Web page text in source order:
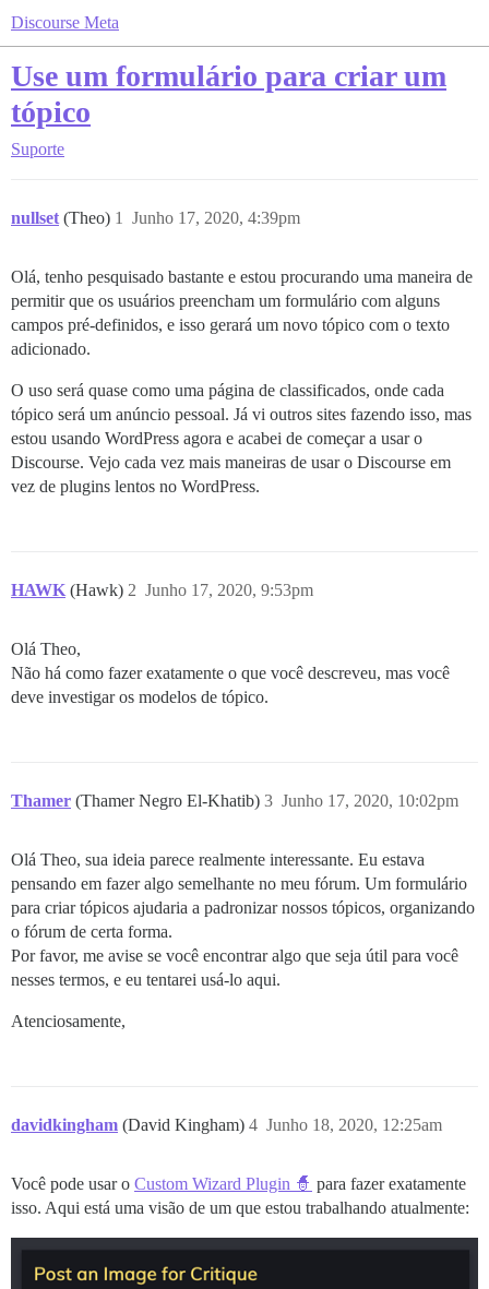
Discourse Meta
Use um formulário para criar um
tópico
Suporte
nullset (Theo) Junho 17, 2020, 4:39pm
1
Olá, tenho pesquisado bastante e estou procurando uma maneira de
permitir que os usuários preencham um formulário com alguns
campos pré-definidos, e isso gerará um novo tópico com o texto
adicionado.
O uso será quase como uma página de classificados, onde cada
tópico será um anúncio pessoal. Já vi outros sites fazendo isso, mas
estou usando WordPress agora e acabei de começar a usar o
Discourse. Vejo cada vez mais maneiras de usar o Discourse em
vez de plugins lentos no WordPress.
HAWK (Hawk) Junho 17, 2020, 9:53pm
2
Olá Theo,
Não há como fazer exatamente o que você descreveu, mas você
deve investigar os modelos de tópico.
Thamer (Thamer Negro El-Khatib) Junho 17, 2020, 10:02pm
3
Olá Theo, sua ideia parece realmente interessante. Eu estava
pensando em fazer algo semelhante no meu fórum. Um formulário
para criar tópicos ajudaria a padronizar nossos tópicos, organizando
o fórum de certa forma.
Por favor, me avise se você encontrar algo que seja útil para você
nesses termos, e eu tentarei usá-lo aqui.
Atenciosamente,
davidkingham (David Kingham) Junho 18, 2020, 12:25am
4
Você pode usar o Custom Wizard Plugin 🧙 para fazer exatamente
isso. Aqui está uma visão de um que estou trabalhando atualmente: